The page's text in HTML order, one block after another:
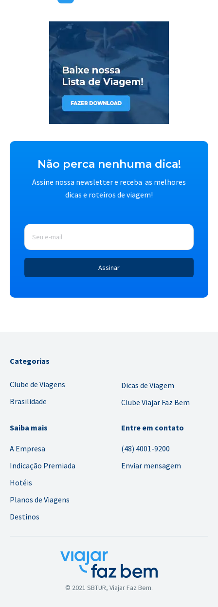
Não perca nenhuma dica!
Assine nossa newsletter e receba as melhores
dicas e roteiros de viagem!
E-
mail *
Categorias
Clube de Viagens
Brasilidade
Dicas de Viagem
Clube Viajar Faz Bem
Saiba mais
A Empresa
Indicação Premiada
Hotéis
Planos de Viagens
Destinos
Entre em contato
(48) 4001-9200
Enviar mensagem
© 2021 SBTUR, Viajar Faz Bem.